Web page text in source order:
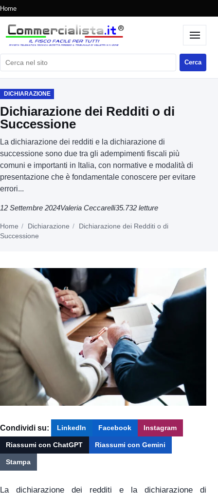
Home
Cerca nel sito Cerca
DICHIARAZIONE
Dichiarazione dei Redditi o di
Successione
La dichiarazione dei redditi e la dichiarazione di
successione sono due tra gli adempimenti fiscali più
comuni e importanti in Italia, con normative e modalità di
presentazione che è fondamentale conoscere per evitare
errori...
12 Settembre 2024Valeria Ceccarelli35.732 letture
Home Dichiarazione
Dichiarazione dei Redditi o di
Successione
Condividi su: LinkedIn Facebook Instagram
Riassumi con ChatGPT Riassumi con Gemini
Stampa
La dichiarazione dei redditi e la dichiarazione di